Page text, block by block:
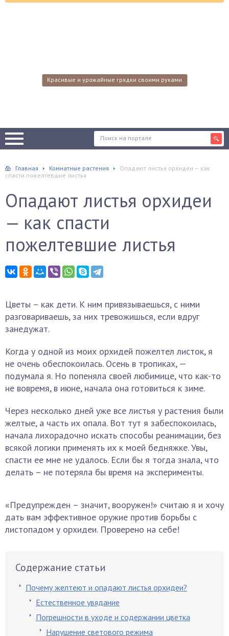
Красивые и урожайные грядки своими руками
Главная Комнатные растения
Опадают листья орхидеи — как
спасти пожелтевшие листья
Опадают листья орхидеи
— как спасти
пожелтевшие листья
Цветы – как дети. К ним привязываешься, с ними
разговариваешь, за них тревожишься, если вдруг
занедужат.
Когда у одной из моих орхидей пожелтел листок, я
не очень обеспокоилась. Осень в тропиках, —
подумала я. Но попеняла своей любимице, что как-то
не вовремя, в июне, начала она готовиться к зиме.
Через несколько дней уже все листья у растения были
желтые, а часть их опала. Вот тут я забеспокоилась,
начала лихорадочно искать способы реанимации, без
всякой логики применять их к моей бедняжке. Увы,
спасти ее мне не удалось. Если бы я тогда знала, что
делать – не потеряла бы время на эксперименты.
«Предупрежден – значит, вооружен!» считаю я и хочу
дать вам эффективное оружие против борьбы с
листопадом у орхидеи. Проверено на себе!
Содержание статьи
Почему желтеют и опадают листья орхидеи?
Естественное увядание
Погрешности в уходе и содержании цветка
Нарушение светового режима